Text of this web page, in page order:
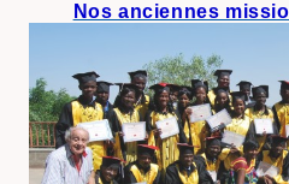
Nos anciennes